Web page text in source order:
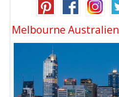
Melbourne Australien